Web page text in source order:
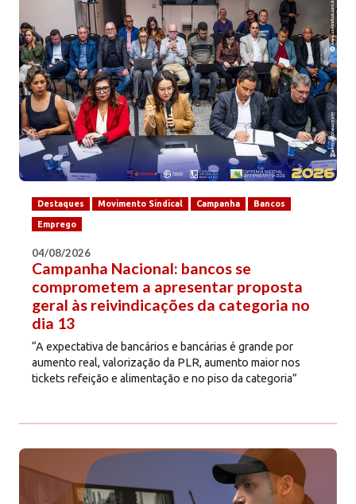
Destaques Movimento Sindical Campanha Bancos
Emprego
04/08/2026
Campanha Nacional: bancos se
comprometem a apresentar proposta
geral às reivindicações da categoria no
dia 13
“A expectativa de bancários e bancárias é grande por
aumento real, valorização da PLR, aumento maior nos
tickets refeição e alimentação e no piso da categoria”